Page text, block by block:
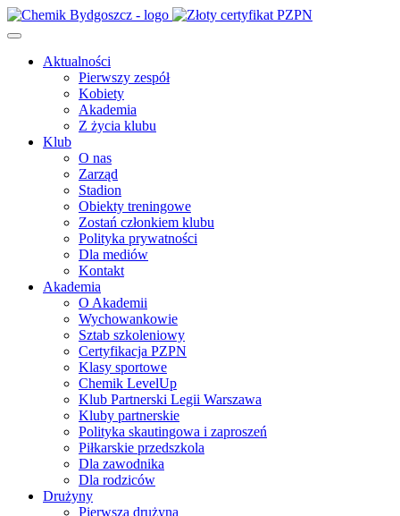
Aktualności
Pierwszy zespół
Kobiety
Akademia
Z życia klubu
Klub
O nas
Zarząd
Stadion
Obiekty treningowe
Zostań członkiem klubu
Polityka prywatności
Dla mediów
Kontakt
Akademia
O Akademii
Wychowankowie
Sztab szkoleniowy
Certyfikacja PZPN
Klasy sportowe
Chemik LevelUp
Klub Partnerski Legii Warszawa
Kluby partnerskie
Polityka skautingowa i zaproszeń
Piłkarskie przedszkola
Dla zawodnika
Dla rodziców
Drużyny
Pierwsza drużyna